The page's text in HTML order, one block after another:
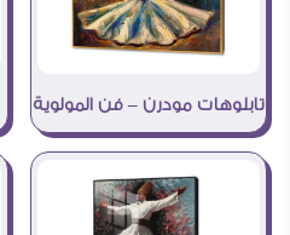
تابلوهات مودرن – فن المولوية